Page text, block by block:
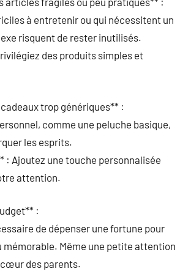
à entretenir ou qui nécessitent un
risquent de rester inutilisés.
des produits simples et
trop génériques** :
comme une peluche basique,
les esprits.
: Ajoutez une touche personnalisée
attention.
:
de dépenser une fortune pour
mémorable. Même une petite attention
des parents.